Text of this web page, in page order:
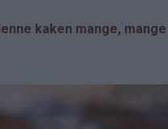
kaken mange,